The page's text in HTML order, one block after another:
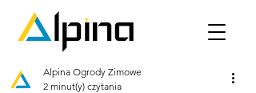
Alpina Ogrody Zimowe
2 minut(y) czytania